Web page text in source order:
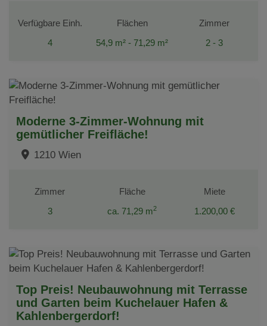
Verfügbare Einh.
4
Flächen
54,9 m² - 71,29 m²
Zimmer
2 - 3
Moderne 3-Zimmer-Wohnung mit
gemütlicher Freifläche!
1210 Wien
Zimmer
3
Fläche
ca. 71,29 m2
Miete
1.200,00 €
Top Preis! Neubauwohnung mit Terrasse
und Garten beim Kuchelauer Hafen &
Kahlenbergerdorf!